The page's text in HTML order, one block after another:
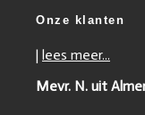
Onze klanten
| lees meer...
Mevr. N. uit